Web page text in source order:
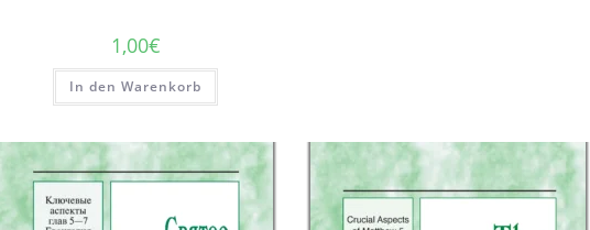
1,00€
In den Warenkorb